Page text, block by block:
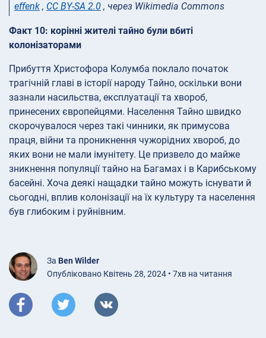
effenk , CC BY-SA 2.0 , через Wikimedia Commons
Факт 10: корінні жителі тайно були вбиті
колонізаторами
Прибуття Христофора Колумба поклало початок
трагічній главі в історії народу Тайно, оскільки вони
зазнали насильства, експлуатації та хвороб,
принесених європейцями. Населення Тайно швидко
скорочувалося через такі чинники, як примусова
праця, війни та проникнення чужорідних хвороб, до
яких вони не мали імунітету. Це призвело до майже
зникнення популяції тайно на Багамах і в Карибському
басейні. Хоча деякі нащадки тайно можуть існувати й
сьогодні, вплив колонізації на їх культуру та населення
був глибоким і руйнівним.
За Ben Wilder
Опубліковано Квітень 28, 2024 • 7хв на читання